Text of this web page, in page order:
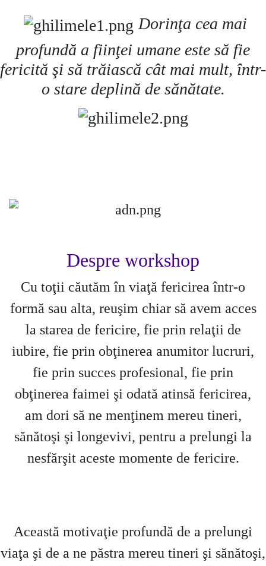
Dorinţa cea mai
profundă a fiinţei umane este să fie
fericită şi să trăiască cât mai mult, într-
o stare deplină de sănătate.
Despre workshop
Cu toţii căutăm în viaţă fericirea într-o
formă sau alta, reuşim chiar să avem acces
la starea de fericire, fie prin relaţii de
iubire, fie prin obţinerea anumitor lucruri,
fie prin succes profesional, fie prin
obţinerea faimei şi odată atinsă fericirea,
am dori să ne menţinem mereu tineri,
sănătoşi şi longevivi, pentru a prelungi la
nesfărşit aceste momente de fericire.
Această motivaţie profundă de a prelungi
viaţa şi de a ne păstra mereu tineri şi sănătoşi,